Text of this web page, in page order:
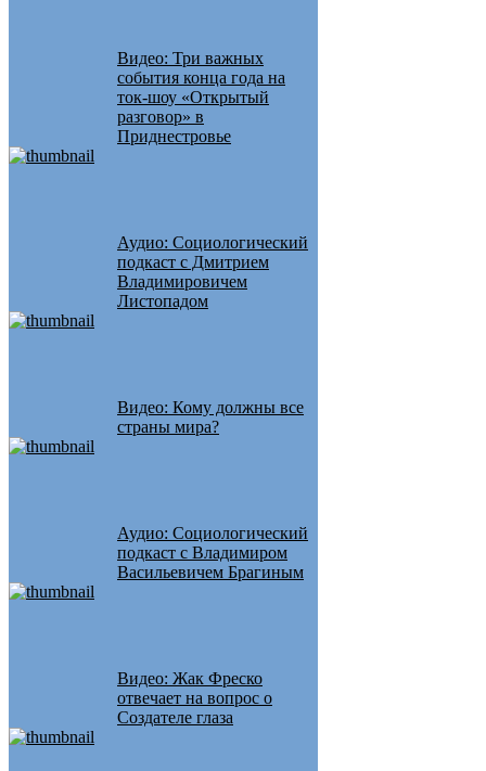
Видео: Три важных
события конца года на
ток-шоу «Открытый
разговор» в
Приднестровье
Аудио: Социологический
подкаст с Дмитрием
Владимировичем
Листопадом
Видео: Кому должны все
страны мира?
Аудио: Социологический
подкаст с Владимиром
Васильевичем Брагиным
Видео: Жак Фреско
отвечает на вопрос о
Создателе глаза